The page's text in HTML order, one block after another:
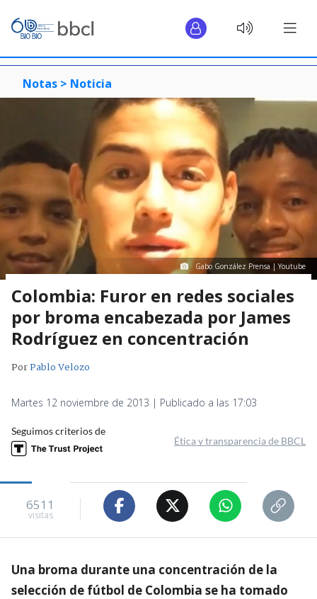
Notas > Noticia
Gabo González Prensa | Youtube
Colombia: Furor en redes sociales
por broma encabezada por James
Rodríguez en concentración
PorPablo Velozo
Martes 12 noviembre de 2013 | Publicado a las 17:03
Seguimos criterios de
Ética y transparencia de BBCL
6511
visitas
Una broma durante una concentración de la
selección de fútbol de Colombia se ha tomado